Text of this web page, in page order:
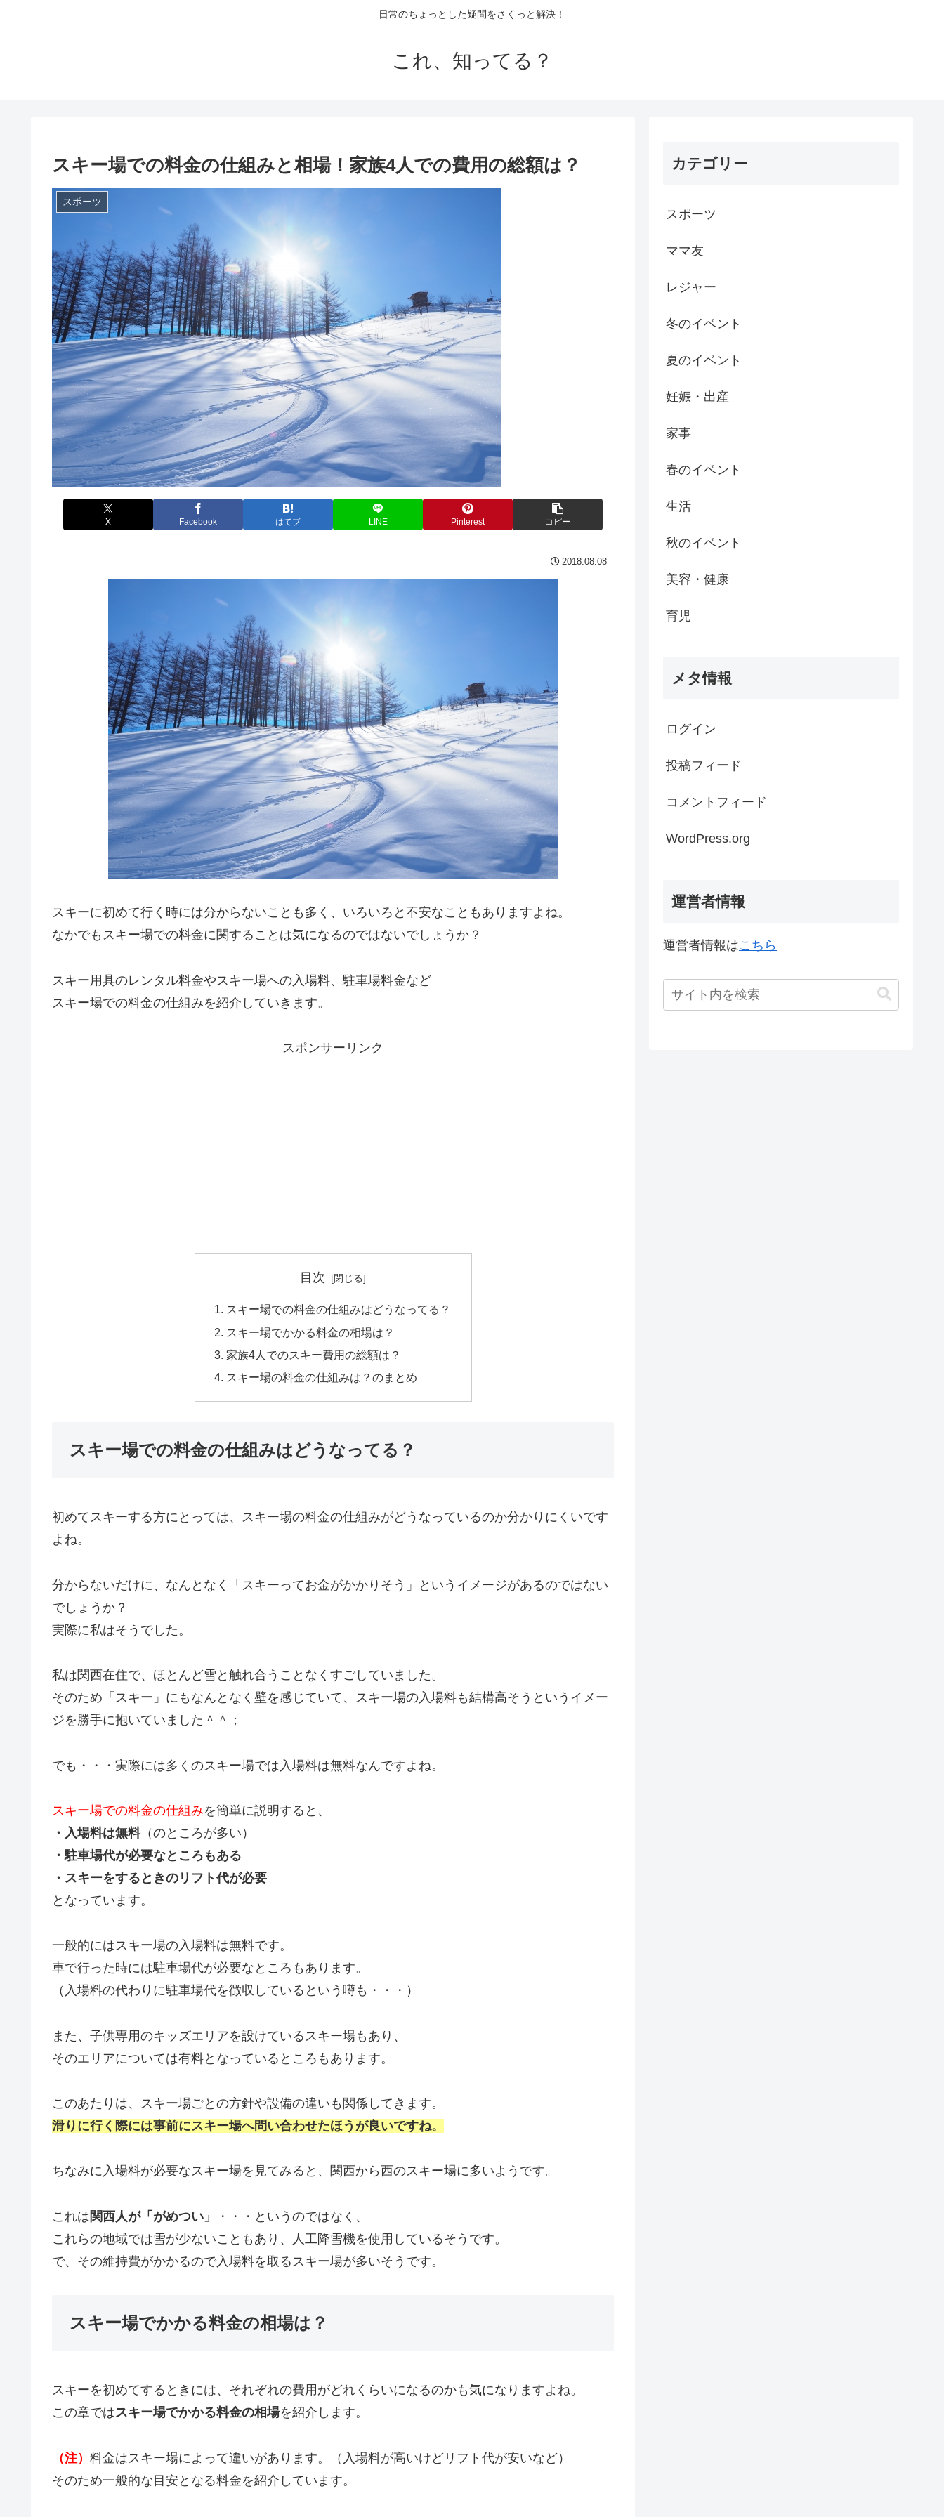
日常のちょっとした疑問をさくっと解決！
これ、知ってる？
スキー場での料金の仕組みと相場！家族4人での費用の総額は？
スポーツ
X Facebook はてブ LINE Pinterest コピー
2018.08.08
スキーに初めて行く時には分からないことも多く、いろいろと不安なこともありますよね。
なかでもスキー場での料金に関することは気になるのではないでしょうか？
スキー用具のレンタル料金やスキー場への入場料、駐車場料金など
スキー場での料金の仕組みを紹介していきます。
スポンサーリンク
目次
スキー場での料金の仕組みはどうなってる？
スキー場でかかる料金の相場は？
家族4人でのスキー費用の総額は？
スキー場の料金の仕組みは？のまとめ
スキー場での料金の仕組みはどうなってる？
初めてスキーする方にとっては、スキー場の料金の仕組みがどうなっているのか分かりにくいです
よね。
分からないだけに、なんとなく「スキーってお金がかかりそう」というイメージがあるのではない
でしょうか？
実際に私はそうでした。
私は関西在住で、ほとんど雪と触れ合うことなくすごしていました。
そのため「スキー」にもなんとなく壁を感じていて、スキー場の入場料も結構高そうというイメー
ジを勝手に抱いていました＾＾；
でも・・・実際には多くのスキー場では入場料は無料なんですよね。
スキー場での料金の仕組みを簡単に説明すると、
・入場料は無料（のところが多い）
・駐車場代が必要なところもある
・スキーをするときのリフト代が必要
となっています。
一般的にはスキー場の入場料は無料です。
車で行った時には駐車場代が必要なところもあります。
（入場料の代わりに駐車場代を徴収しているという噂も・・・）
また、子供専用のキッズエリアを設けているスキー場もあり、
そのエリアについては有料となっているところもあります。
このあたりは、スキー場ごとの方針や設備の違いも関係してきます。
滑りに行く際には事前にスキー場へ問い合わせたほうが良いですね。
ちなみに入場料が必要なスキー場を見てみると、関西から西のスキー場に多いようです。
これは関西人が「がめつい」
・・・というのではなく、
これらの地域では雪が少ないこともあり、人工降雪機を使用しているそうです。
で、その維持費がかかるので入場料を取るスキー場が多いそうです。
スキー場でかかる料金の相場は？
スキーを初めてするときには、それぞれの費用がどれくらいになるのかも気になりますよね。
この章ではスキー場でかかる料金の相場を紹介します。
（注） 料金はスキー場によって違いがあります。（入場料が高いけどリフト代が安いなど）
そのため一般的な目安となる料金を紹介しています。
カテゴリー
スポーツ
ママ友
レジャー
冬のイベント
夏のイベント
妊娠・出産
家事
春のイベント
生活
秋のイベント
美容・健康
育児
メタ情報
ログイン
投稿フィード
コメントフィード
WordPress.org
運営者情報
運営者情報はこちら